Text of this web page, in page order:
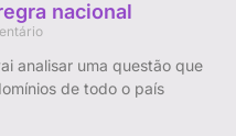
nacional
analisar uma questão que
de todo o país